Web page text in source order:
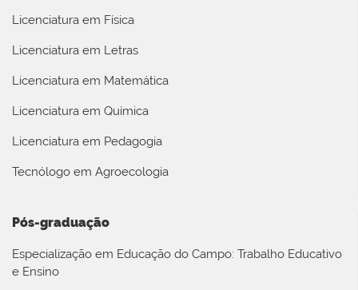
Licenciatura em Física
Licenciatura em Letras
Licenciatura em Matemática
Licenciatura em Química
Licenciatura em Pedagogia
Tecnólogo em Agroecologia
Pós-graduação
Especialização em Educação do Campo: Trabalho Educativo
e Ensino